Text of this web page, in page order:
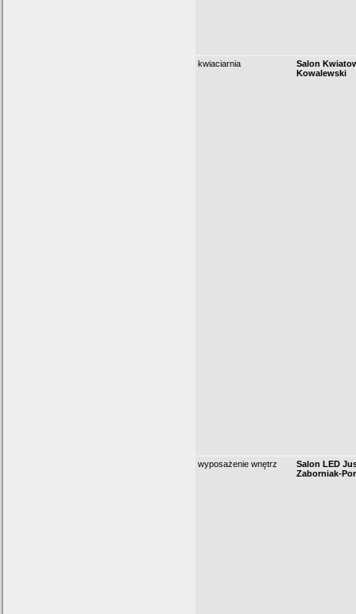
kwiaciarnia
Salon
Kowalewski
wyposażenie wnętrz
Salon LED
Zaborniak-